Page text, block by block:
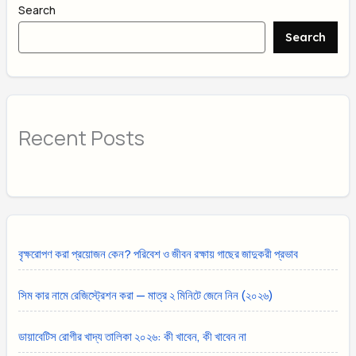
Search
Search
Recent Posts
বৃক্ষরোপণ করা প্রয়োজন কেন? পরিবেশ ও জীবন রক্ষায় গাছের জাদুকরী প্রভাব
সিম কার নামে রেজিস্ট্রেশন করা — মাত্র ২ মিনিটে জেনে নিন (২০২৬)
ডায়াবেটিস রোগীর খাদ্য তালিকা ২০২৬: কী খাবেন, কী খাবেন না